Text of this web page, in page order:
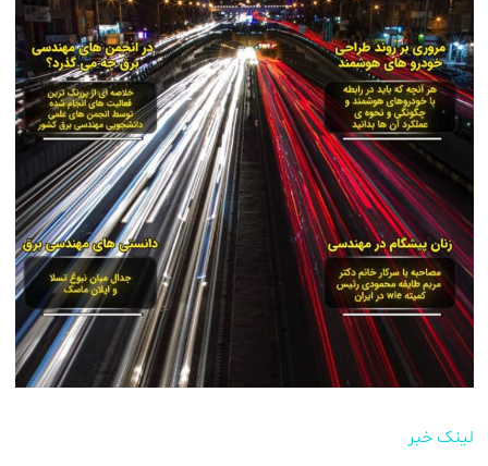
لینک خبر